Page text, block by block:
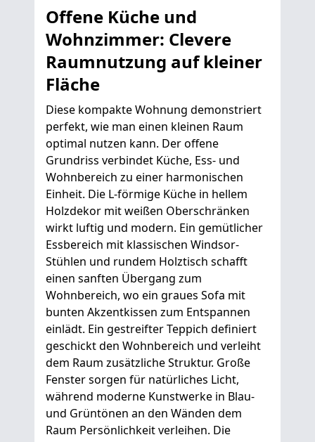
Offene Küche und
Wohnzimmer: Clevere
Raumnutzung auf kleiner
Fläche
Diese kompakte Wohnung demonstriert
perfekt, wie man einen kleinen Raum
optimal nutzen kann. Der offene
Grundriss verbindet Küche, Ess- und
Wohnbereich zu einer harmonischen
Einheit. Die L-förmige Küche in hellem
Holzdekor mit weißen Oberschränken
wirkt luftig und modern. Ein gemütlicher
Essbereich mit klassischen Windsor-
Stühlen und rundem Holztisch schafft
einen sanften Übergang zum
Wohnbereich, wo ein graues Sofa mit
bunten Akzentkissen zum Entspannen
einlädt. Ein gestreifter Teppich definiert
geschickt den Wohnbereich und verleiht
dem Raum zusätzliche Struktur. Große
Fenster sorgen für natürliches Licht,
während moderne Kunstwerke in Blau-
und Grüntönen an den Wänden dem
Raum Persönlichkeit verleihen. Die